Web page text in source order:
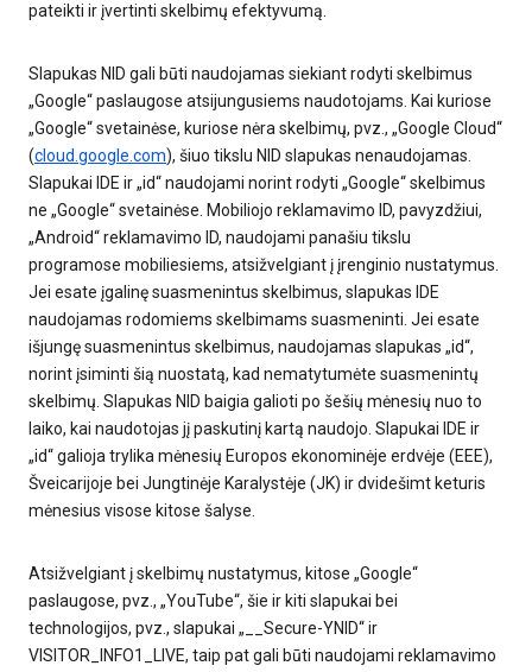
pateikti ir įvertinti skelbimų efektyvumą.
Slapukas NID gali būti naudojamas siekiant rodyti skelbimus
„Google“ paslaugose atsijungusiems naudotojams. Kai kuriose
„Google“ svetainėse, kuriose nėra skelbimų, pvz., „Google Cloud“
(cloud.google.com), šiuo tikslu NID slapukas nenaudojamas.
Slapukai IDE ir „id“ naudojami norint rodyti „Google“ skelbimus
ne „Google“ svetainėse. Mobiliojo reklamavimo ID, pavyzdžiui,
„Android“ reklamavimo ID, naudojami panašiu tikslu
programose mobiliesiems, atsižvelgiant į įrenginio nustatymus.
Jei esate įgalinę suasmenintus skelbimus, slapukas IDE
naudojamas rodomiems skelbimams suasmeninti. Jei esate
išjungę suasmenintus skelbimus, naudojamas slapukas „id“,
norint įsiminti šią nuostatą, kad nematytumėte suasmenintų
skelbimų. Slapukas NID baigia galioti po šešių mėnesių nuo to
laiko, kai naudotojas jį paskutinį kartą naudojo. Slapukai IDE ir
„id“ galioja trylika mėnesių Europos ekonominėje erdvėje (EEE),
Šveicarijoje bei Jungtinėje Karalystėje (JK) ir dvidešimt keturis
mėnesius visose kitose šalyse.
Atsižvelgiant į skelbimų nustatymus, kitose „Google“
paslaugose, pvz., „YouTube“, šie ir kiti slapukai bei
technologijos, pvz., slapukai „__Secure-YNID“ ir
VISITOR_INFO1_LIVE, taip pat gali būti naudojami reklamavimo